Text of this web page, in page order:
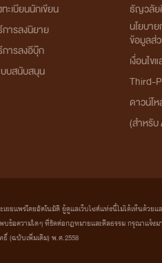
ะเบียนนักเขียน
ารลงนิยาย
ารลงอีบุ๊ก
บสนับสนุน
ธัญวลัย
นโยบา
ข้อมูลส่
เงื่อนไข
Third-
ดาวน์โ
(สำหรั
ผยแพร่โดยอัตโนมัติ ผู้ดูแลเว็บไซต์แห่งนี้ไม่ได้เห็นด้ว
อความใดๆ ที่ขัดต่อกฎหมายและศีลธรรม กรุณาแจ้งม
(ฉบับเพิ่มเติม) พ.ศ.2558